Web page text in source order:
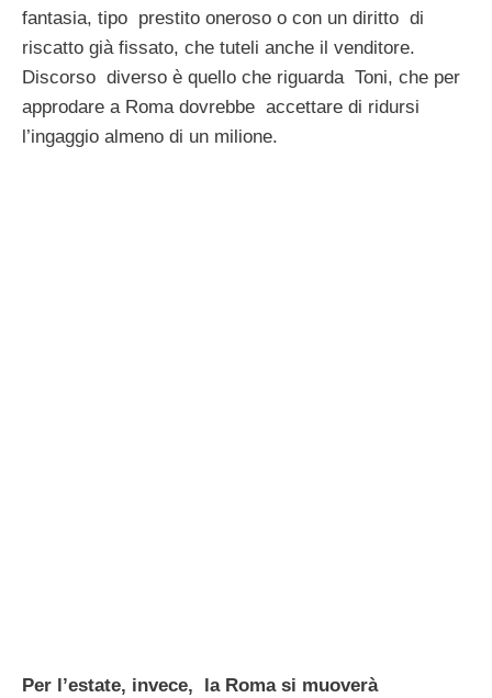
fantasia, tipo prestito oneroso o con un diritto di
riscatto già fissato, che tuteli anche il venditore.
Discorso diverso è quello che riguarda Toni, che per
approdare a Roma dovrebbe accettare di ridursi
l’ingaggio almeno di un milione.
Per l’estate, invece, la Roma si muoverà